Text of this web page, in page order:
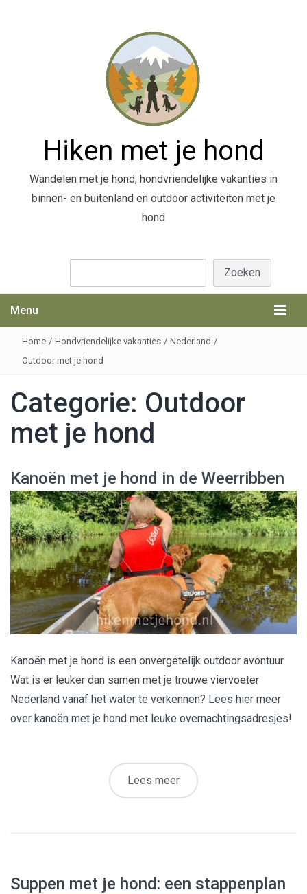
Hiken met je hond
Wandelen met je hond, hondvriendelijke vakanties in
binnen- en buitenland en outdoor activiteiten met je
hond
Zoeken
Menu
Home / Hondvriendelijke vakanties / Nederland /
Outdoor met je hond
Categorie: Outdoor
met je hond
Kanoën met je hond in de Weerribben
Kanoën met je hond is een onvergetelijk outdoor avontuur.
Wat is er leuker dan samen met je trouwe viervoeter
Nederland vanaf het water te verkennen? Lees hier meer
over kanoën met je hond met leuke overnachtingsadresjes!
Lees meer
Suppen met je hond: een stappenplan